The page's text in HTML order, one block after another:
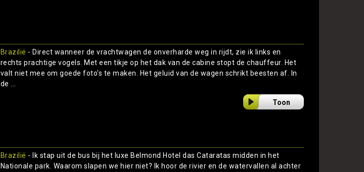
Brazilië - Direct wanneer de vrachtwagen de onverharde weg in rijdt, zie ik links en
rechts prachtige vogels. Met een tikje op het dak van de cabine stopt de chauffeur. Het
valt niet mee om goede foto's te maken. Het geluid van de wagen schrikt beesten af. In
de ...
Toon
Brazilië - Ik stap uit de bus bij het luxe Belmond Hotel das Cataratas midden in het
Nationale park. Waarom slapen we hier niet? Ik hoor de rivier en de watervallen al achter